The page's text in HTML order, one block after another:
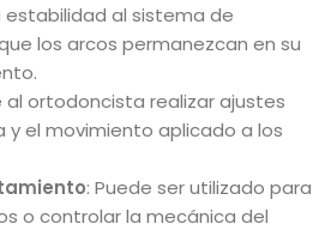
estabilidad al sistema de
los arcos permanezcan en su
al ortodoncista realizar ajustes
y el movimiento aplicado a los
: Puede ser utilizado para
o controlar la mecánica del